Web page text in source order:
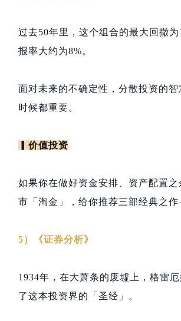
过去50年里，这个组合的最大回撤为
报率大约为8%。
面对未来的不确定性，分散投资的
时候都重要。
▎价值投资
如果你在做好资金安排、资产配置之
市「淘金」，给你推荐三部经典之
5）《证券分析》
1934年，在大萧条的废墟上，格雷
了这本投资界的「圣经」。